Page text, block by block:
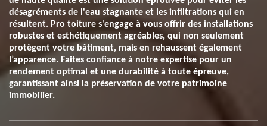
désagréments de l'eau stagnante et les infiltrations qui en
résultent. Pro toiture s'engage à vous offrir des installations
robustes et esthétiquement agréables, qui non seulement
protègent votre bâtiment, mais en rehaussent également
l’apparence. Faites confiance à notre expertise pour un
rendement optimal et une durabilité à toute épreuve,
garantissant ainsi la préservation de votre patrimoine
immobilier.